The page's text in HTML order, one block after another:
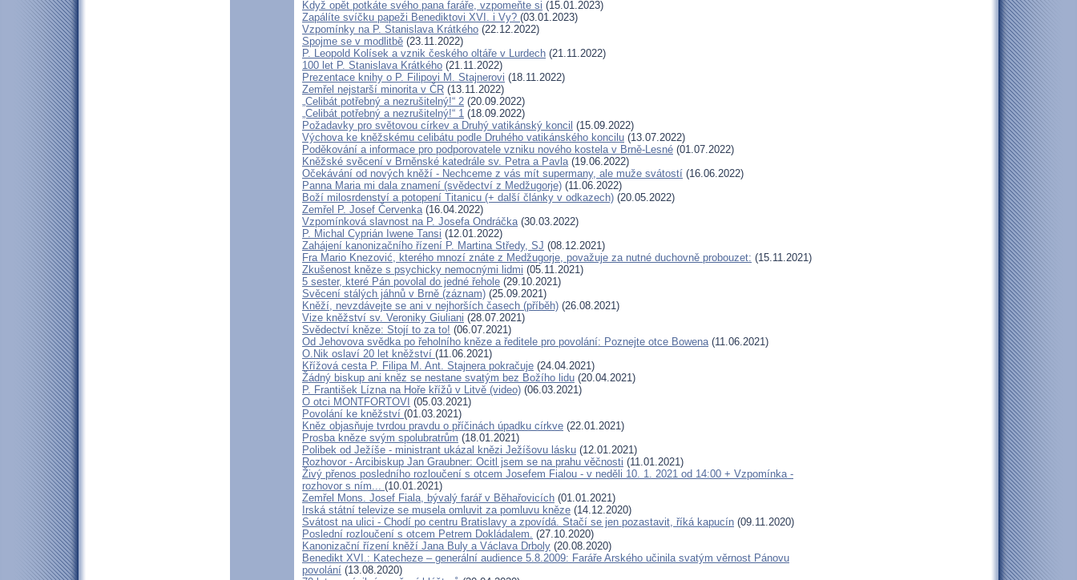
Když opět potkáte svého pana faráře, vzpomeňte si (15.01.2023)
Zapálíte svíčku papeži Benediktovi XVI. i Vy? (03.01.2023)
Vzpomínky na P. Stanislava Krátkého (22.12.2022)
Spojme se v modlitbě (23.11.2022)
P. Leopold Kolísek a vznik českého oltáře v Lurdech (21.11.2022)
100 let P. Stanislava Krátkého (21.11.2022)
Prezentace knihy o P. Filipovi M. Stajnerovi (18.11.2022)
Zemřel nejstarší minorita v ČR (13.11.2022)
„Celibát potřebný a nezrušitelný!“ 2 (20.09.2022)
„Celibát potřebný a nezrušitelný!“ 1 (18.09.2022)
Požadavky pro světovou církev a Druhý vatikánský koncil (15.09.2022)
Výchova ke kněžskému celibátu podle Druhého vatikánského koncilu (13.07.2022)
Poděkování a informace pro podporovatele vzniku nového kostela v Brně-Lesné (01.07.2022)
Kněžské svěcení v Brněnské katedrále sv. Petra a Pavla(19.06.2022)
Očekávání od nových kněží - Nechceme z vás mít supermany, ale muže svátostí (16.06.2022)
Panna Maria mi dala znamení (svědectví z Medžugorje) (11.06.2022)
Boží milosrdenství a potopení Titanicu (+ další články v odkazech) (20.05.2022)
Zemřel P. Josef Červenka(16.04.2022)
Vzpomínková slavnost na P. Josefa Ondráčka(30.03.2022)
P. Michal Cyprián Iwene Tansi (12.01.2022)
Zahájení kanonizačního řízení P. Martina Středy, SJ (08.12.2021)
Fra Mario Knezović, kterého mnozí znáte z Medžugorje, považuje za nutné duchovně probouzet: (15.11.2021)
Zkušenost kněze s psychicky nemocnými lidmi (05.11.2021)
5 sester, které Pán povolal do jedné řehole (29.10.2021)
Svěcení stálých jáhnů v Brně (záznam) (25.09.2021)
Kněží, nevzdávejte se ani v nejhorších časech (příběh) (26.08.2021)
Vize kněžství sv. Veroniky Giuliani (28.07.2021)
Svědectví kněze: Stojí to za to! (06.07.2021)
Od Jehovova svědka po řeholního kněze a ředitele pro povolání: Poznejte otce Bowena(11.06.2021)
O.Nik oslaví 20 let kněžství (11.06.2021)
Křížová cesta P. Filipa M. Ant. Stajnera pokračuje (24.04.2021)
Žádný biskup ani kněz se nestane svatým bez Božího lidu (20.04.2021)
P. František Lízna na Hoře křížů v Litvě (video) (06.03.2021)
O otci MONTFORTOVI (05.03.2021)
Povolání ke kněžství (01.03.2021)
Kněz objasňuje tvrdou pravdu o příčinách úpadku církve (22.01.2021)
Prosba kněze svým spolubratrům (18.01.2021)
Polibek od Ježíše - ministrant ukázal knězi Ježíšovu lásku (12.01.2021)
Rozhovor - Arcibiskup Jan Graubner: Ocitl jsem se na prahu věčnosti (11.01.2021)
Živý přenos posledního rozloučení s otcem Josefem Fialou - v neděli 10. 1. 2021 od 14:00 + Vzpomínka -
rozhovor s ním... (10.01.2021)
Zemřel Mons. Josef Fiala, bývalý farář v Běhařovicích (01.01.2021)
Irská státní televize se musela omluvit za pomluvu kněze (14.12.2020)
Svátost na ulici - Chodí po centru Bratislavy a zpovídá. Stačí se jen pozastavit, říká kapucín (09.11.2020)
Poslední rozloučení s otcem Petrem Dokládalem. (27.10.2020)
Kanonizační řízení kněží Jana Buly a Václava Drboly (20.08.2020)
Benedikt XVI.: Katecheze – generální audience 5.8.2009: Faráře Arského učinila svatým věrnost Pánovu
povolání (13.08.2020)